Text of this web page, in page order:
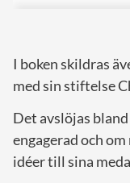
I boken skildras
med sin stiftelse
Det avslöjas
engagerad och
idéer till sina